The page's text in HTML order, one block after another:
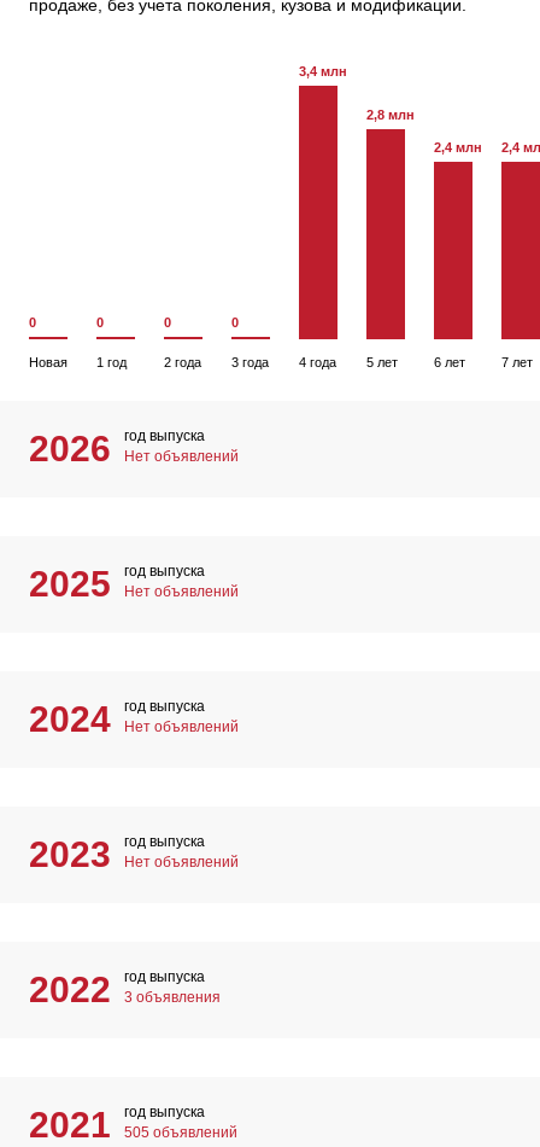
продаже, без учета поколения, кузова и модификации.
0
Новая
0
1 год
0
2 года
0
3 года
3,4 млн
4 года
2,8 млн
5 лет
2,4 млн
6 лет
2,4
7 лет
2026
год выпуска
Нет объявлений
2025
год выпуска
Нет объявлений
2024
год выпуска
Нет объявлений
2023
год выпуска
Нет объявлений
2022
год выпуска
3 объявления
2021
год выпуска
505 объявлений